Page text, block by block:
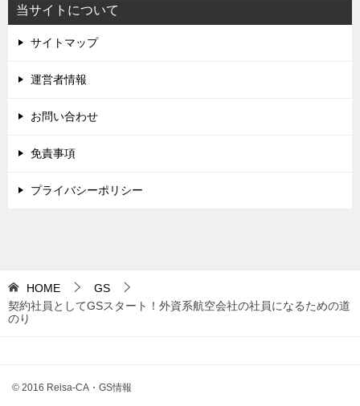
当サイトについて
サイトマップ
運営者情報
お問い合わせ
免責事項
プライバシーポリシー
HOME
GS
契約社員としてGSスタート！外資系航空会社の社員になるための道
のり
© 2016 Reisa-CA・GS情報